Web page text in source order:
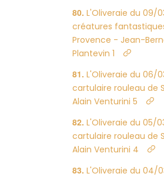
L'Oliveraie du 09/
créatures
Provence - Jean-
Plantevin 1
L'Oliveraie du 06/
cartulaire rouleau de
Alain Venturini 5
L'Oliveraie du 05/
cartulaire rouleau de
Alain Venturini 4
L'Oliveraie du 04/